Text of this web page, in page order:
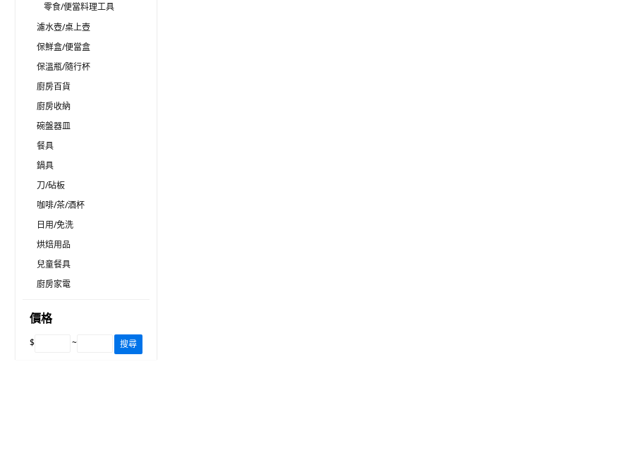
零食/便當料理工具
濾水壺/桌上壺
保鮮盒/便當盒
保溫瓶/隨行杯
廚房百貨
廚房收納
碗盤器皿
餐具
鍋具
刀/砧板
咖啡/茶/酒杯
日用/免洗
烘焙用品
兒童餐具
廚房家電
價格
$ ~ 搜尋